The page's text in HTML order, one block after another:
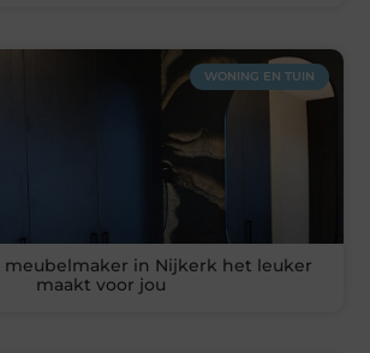
WONING EN TUIN
meubelmaker in Nijkerk het leuker
maakt voor jou